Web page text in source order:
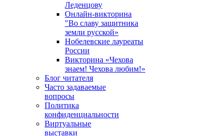
Леденцову
Онлайн-викторина
"Во славу защитника
земли русской»
Нобелевские лауреаты
России
Викторина «Чехова
знаем! Чехова любим!»
Блог читателя
Часто задаваемые
вопросы
Политика
конфиденциальности
Виртуальные
выставки